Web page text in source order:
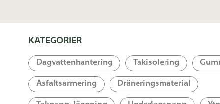
KATEGORIER
Dagvattenhantering Takisolering
Asfaltsarmering Dräneringsmaterial